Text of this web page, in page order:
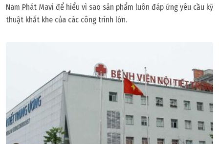
Nam Phát Mavi để hiểu vì sao sản phẩm luôn đáp ứng yêu cầu kỹ
thuật khắt khe của các công trình lớn.